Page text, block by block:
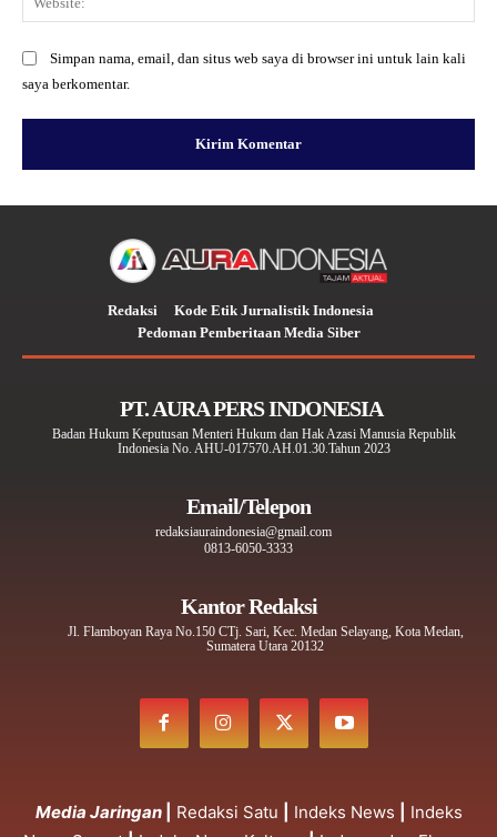
Simpan nama, email, dan situs web saya di browser ini untuk lain kali
saya berkomentar.
Redaksi
Kode Etik Jurnalistik Indonesia
Pedoman Pemberitaan Media Siber
PT. AURA PERS INDONESIA
Badan Hukum Keputusan Menteri Hukum dan Hak Azasi Manusia Republik
Indonesia No. AHU-017570.AH.01.30.Tahun 2023
Email/Telepon
redaksiauraindonesia@gmail.com
0813-6050-3333
Kantor Redaksi
Jl. Flamboyan Raya No.150 CTj. Sari, Kec. Medan Selayang, Kota Medan,
Sumatera Utara 20132
Media Jaringan Redaksi Satu Indeks News
Indeks